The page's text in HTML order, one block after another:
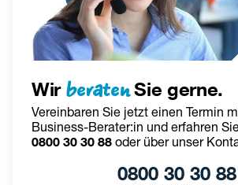
Wir beratenSie gerne.
Vereinbaren Sie jetzt einen Termin
0800 30 30 88 oder über unser
0800 30 30 88